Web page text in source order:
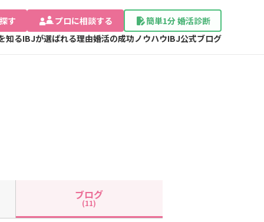
す プロに相談する
簡単1分 婚活診断
知るIBJが選ばれる理由婚活の成功ノウハウIBJ公式ブログ
ブログ
(11)